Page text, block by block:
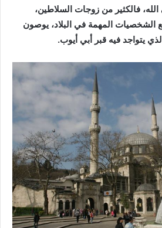
الله، فالكثير من زوجات السلاطين،
الشخصيات المهمة في البلاد، يوصون
يتواجد فيه قبر أبي أيوب.